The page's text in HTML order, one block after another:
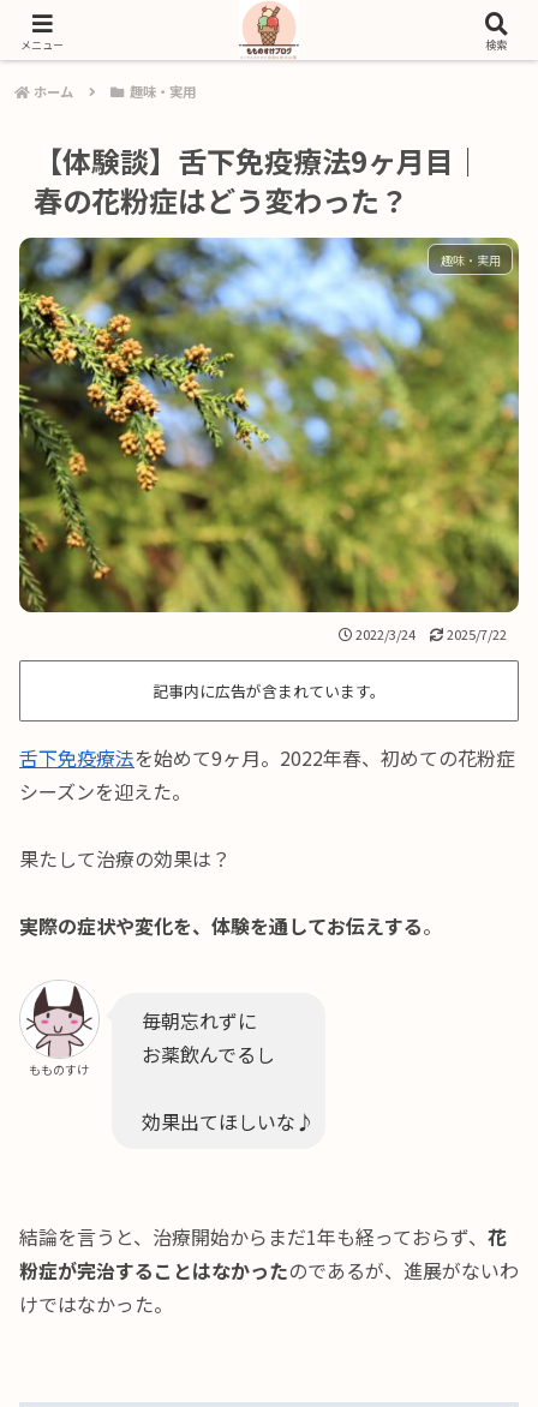
好きな作品と、暮らしの体験を自分の言葉で綴るブログ
ホーム 趣味・実用
【体験談】舌下免疫療法9ヶ月目｜
春の花粉症はどう変わった？
趣味・実用
2022/3/24 2025/7/22
記事内に広告が含まれています。
舌下免疫療法を始めて9ヶ月。2022年春、初めての花粉症
シーズンを迎えた。
果たして治療の効果は？
実際の症状や変化を、体験を通してお伝えする。
もものすけ
毎朝忘れずに
お薬飲んでるし
効果出てほしいな♪
結論を言うと、治療開始からまだ1年も経っておらず、 花
粉症が完治することはなかったのであるが、進展がないわ
けではなかった。
メニュー 検索